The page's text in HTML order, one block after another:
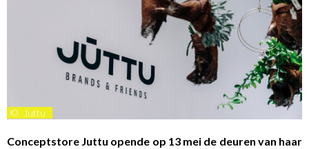
© Juttu
Conceptstore Juttu opende op 13 mei de deuren van haar